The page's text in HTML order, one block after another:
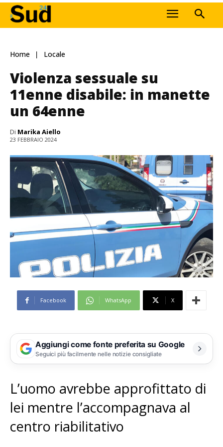
Home Locale
Violenza sessuale su
11enne disabile: in manette
un 64enne
Di Marika Aiello
23 FEBBRAIO 2024
Facebook WhatsApp X
Aggiungi come fonte preferita su Google
Seguici più facilmente nelle notizie consigliate
L’uomo avrebbe approfittato di
lei mentre l’accompagnava al
centro riabilitativo